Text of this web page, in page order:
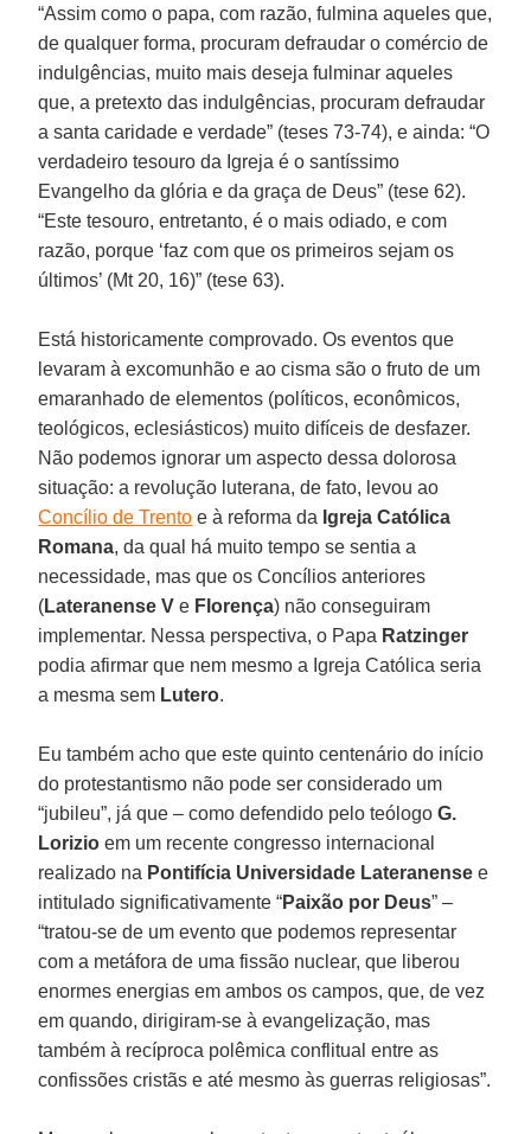
“Assim como o papa, com razão, fulmina aqueles que,
de qualquer forma, procuram defraudar o comércio de
indulgências, muito mais deseja fulminar aqueles
que, a pretexto das indulgências, procuram defraudar
a santa caridade e verdade” (teses 73-74), e ainda: “O
verdadeiro tesouro da Igreja é o santíssimo
Evangelho da glória e da graça de Deus” (tese 62).
“Este tesouro, entretanto, é o mais odiado, e com
razão, porque ‘faz com que os primeiros sejam os
últimos’ (Mt 20, 16)” (tese 63).
Está historicamente comprovado. Os eventos que
levaram à excomunhão e ao cisma são o fruto de um
emaranhado de elementos (políticos, econômicos,
teológicos, eclesiásticos) muito difíceis de desfazer.
Não podemos ignorar um aspecto dessa dolorosa
situação: a revolução luterana, de fato, levou ao
Concílio de Trento e à reforma da Igreja Católica
Romana, da qual há muito tempo se sentia a
necessidade, mas que os Concílios anteriores
(Lateranense V e Florença) não conseguiram
implementar. Nessa perspectiva, o Papa Ratzinger
podia afirmar que nem mesmo a Igreja Católica seria
a mesma sem Lutero.
Eu também acho que este quinto centenário do início
do protestantismo não pode ser considerado um
“jubileu”, já que – como defendido pelo teólogoG.
Lorizio em um recente congresso internacional
realizado na Pontifícia Universidade Lateranense e
intitulado significativamente “Paixão por Deus” –
“tratou-se de um evento que podemos representar
com a metáfora de uma fissão nuclear, que liberou
enormes energias em ambos os campos, que, de vez
em quando, dirigiram-se à evangelização, mas
também à recíproca polêmica conflitual entre as
confissões cristãs e até mesmo às guerras religiosas”.